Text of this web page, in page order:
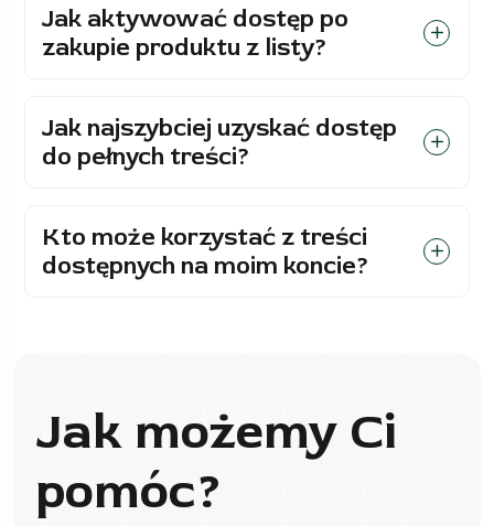
Jak aktywować dostęp po
zakupie produktu z listy?
Jak najszybciej uzyskać dostęp
do pełnych treści?
Kto może korzystać z treści
dostępnych na moim koncie?
Jak możemy Ci
pomóc?